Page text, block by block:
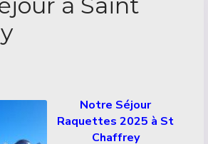
Notre Séjour
Raquettes 2025 à St
Chaffrey